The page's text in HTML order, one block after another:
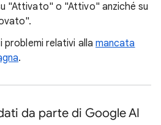
"Attivato" o "Attivo" anziché su
problemi relativi alla mancata
.
da parte di Google AI